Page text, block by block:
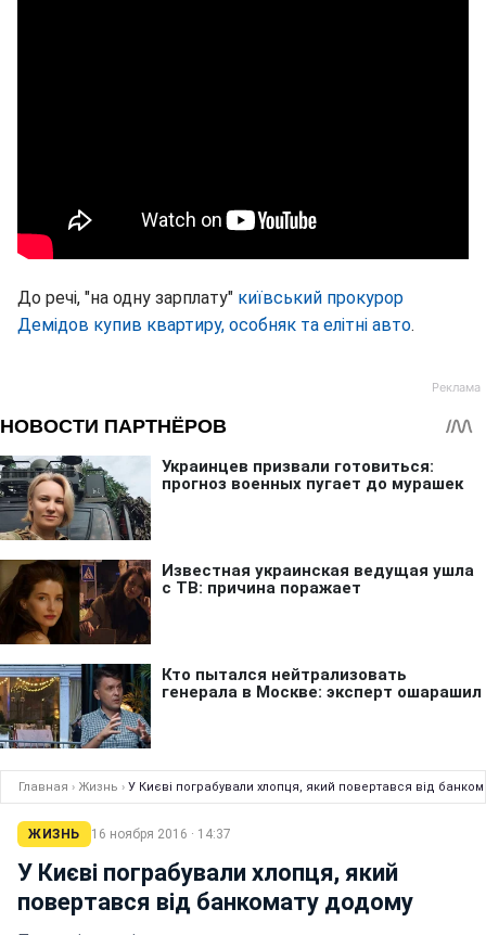
До речі, "на одну зарплату" київський прокурор
Демідов купив квартиру, особняк та елітні авто.
Главная › Жизнь › У Києві пограбували хлопця, який повертався від
ЖИЗНЬ 16 ноября 2016 · 14:37
У Києві пограбували хлопця, який
повертався від банкомату додому